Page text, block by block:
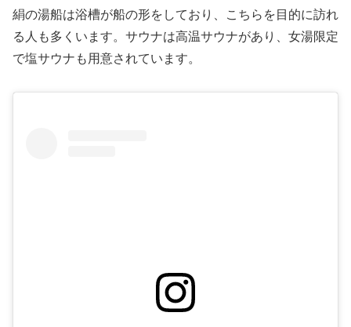
絹の湯船は浴槽が船の形をしており、こちらを目的に訪れ
る人も多くいます。サウナは高温サウナがあり、女湯限定
で塩サウナも用意されています。